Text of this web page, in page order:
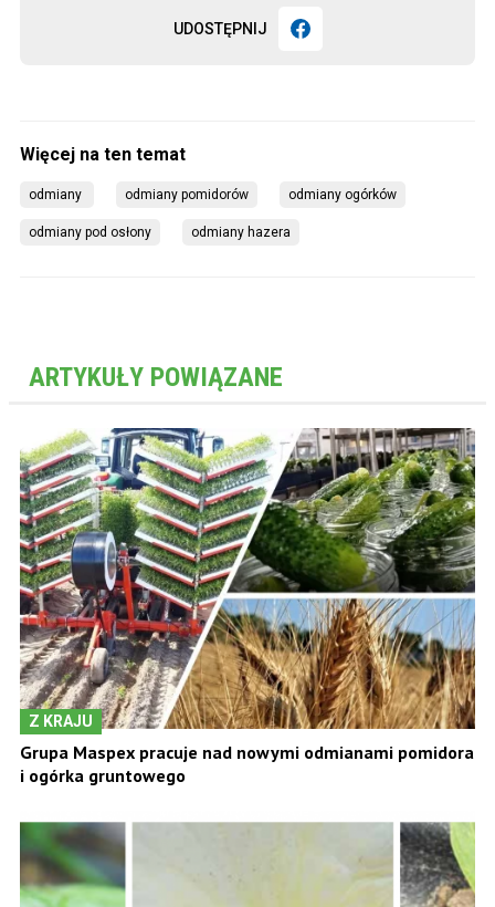
UDOSTĘPNIJ
odmiany odmiany pomidorów odmiany ogórków
odmiany pod osłony odmiany hazera
ARTYKUŁY POWIĄZANE
Z KRAJU
Grupa Maspex pracuje nad nowymi odmianami pomidora
i ogórka gruntowego